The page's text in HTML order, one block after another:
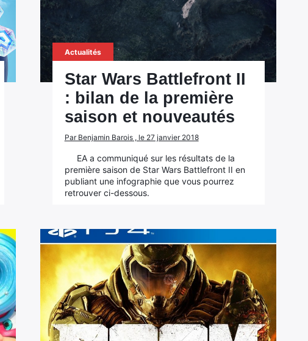
Actualités
Star Wars Battlefront II
: bilan de la première
saison et nouveautés
Par Benjamin Barois , le 27 janvier 2018
EA a communiqué sur les résultats de la
première saison de Star Wars Battlefront II en
publiant une infographie que vous pourrez
retrouver ci-dessous.